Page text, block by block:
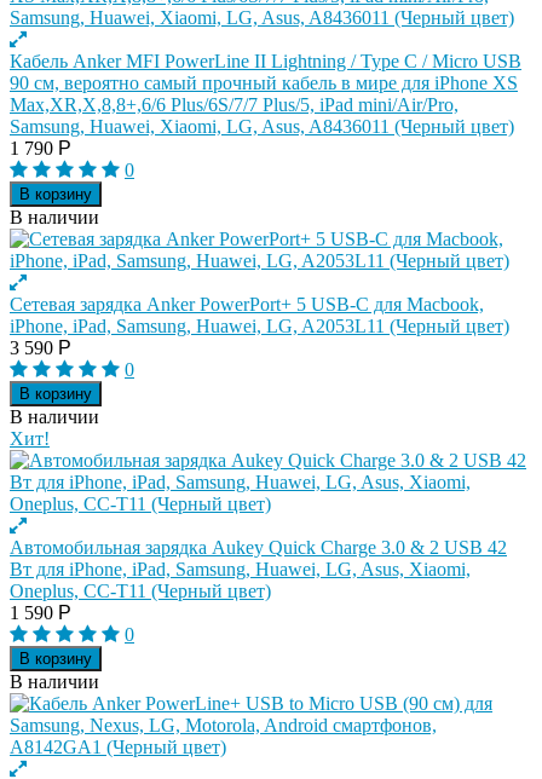
Кабель Anker MFI PowerLine II Lightning / Type C / Micro USB
90 см, вероятно самый прочный кабель в мире для iPhone XS
Max,XR,X,8,8+,6/6 Plus/6S/7/7 Plus/5, iPad mini/Air/Pro,
Samsung, Huawei, Xiaomi, LG, Asus, A8436011 (Черный цвет)
1 790 Р
0
В корзину
В наличии
Сетевая зарядка Anker PowerPort+ 5 USB-C для Macbook,
iPhone, iPad, Samsung, Huawei, LG, A2053L11 (Черный цвет)
3 590 Р
0
В корзину
В наличии
Хит!
Автомобильная зарядка Aukey Quick Charge 3.0 & 2 USB 42
Вт для iPhone, iPad, Samsung, Huawei, LG, Asus, Xiaomi,
Oneplus, CC-T11 (Черный цвет)
1 590 Р
0
В корзину
В наличии